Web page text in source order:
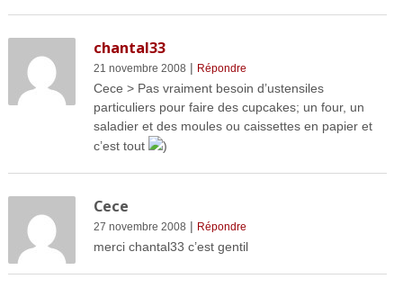
chantal33
21 novembre 2008 | Répondre
Cece > Pas vraiment besoin d’ustensiles
particuliers pour faire des cupcakes; un four, un
saladier et des moules ou caissettes en papier et
c’est tout
)
Cece
27 novembre 2008 | Répondre
merci chantal33 c’est gentil